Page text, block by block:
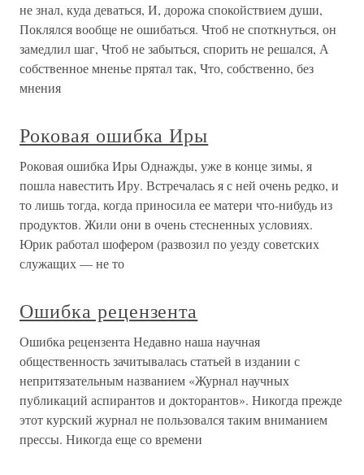
не знал, куда деваться, И, дорожа спокойствием души,
Поклялся вообще не ошибаться. Чтоб не споткнуться, он
замедлил шаг, Чтоб не забыться, спорить не решался, А
собственное мненье прятал так, Что, собственно, без
мнения
Роковая ошибка Иры
Роковая ошибка Иры Однажды, уже в конце зимы, я
пошла навестить Иру. Встречалась я с ней очень редко, и
то лишь тогда, когда приносила ее матери что-нибудь из
продуктов. Жили они в очень стесненных условиях.
Юрик работал шофером (развозил по уезду советских
служащих — не то
Ошибка рецензента
Ошибка рецензента Недавно наша научная
общественность зачитывалась статьей в издании с
непритязательным названием «Журнал научных
публикаций аспирантов и докторантов». Никогда прежде
этот курский журнал не пользовался таким вниманием
прессы. Никогда еще со времени